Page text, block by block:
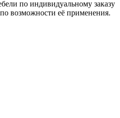
по индивидуальному заказу
возможности её применения.